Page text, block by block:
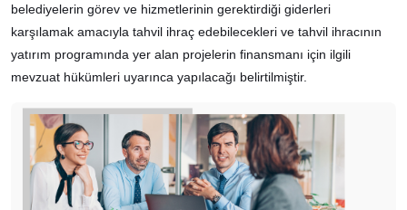
belediyelerin görev ve hizmetlerinin gerektirdiği giderleri
karşılamak amacıyla tahvil ihraç edebilecekleri ve tahvil ihracının
yatırım programında yer alan projelerin finansmanı için ilgili
mevzuat hükümleri uyarınca yapılacağı belirtilmiştir.